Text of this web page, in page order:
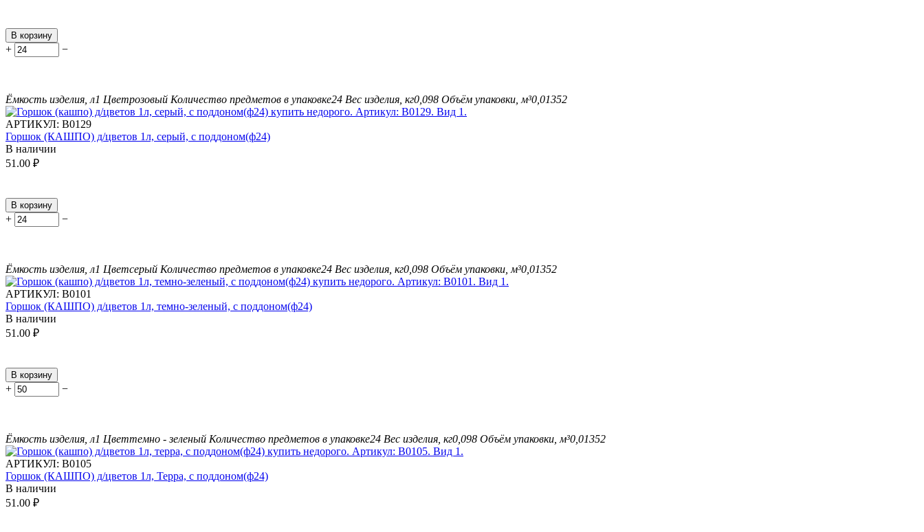
В корзину
+ −
Ёмкость изделия, л1 Цветрозовый Количество предметов в упаковке24 Вес изделия, кг0,098 Объём упаковки, м³0,01352
АРТИКУЛ: В0129
Горшок (КАШПО) д/цветов 1л, серый, с поддоном(ф24)
В наличии
51.00 ₽
В корзину
+ −
Ёмкость изделия, л1 Цветсерый Количество предметов в упаковке24 Вес изделия, кг0,098 Объём упаковки, м³0,01352
АРТИКУЛ: В0101
Горшок (КАШПО) д/цветов 1л, темно-зеленый, с поддоном(ф24)
В наличии
51.00 ₽
В корзину
+ −
Ёмкость изделия, л1 Цветтемно - зеленый Количество предметов в упаковке24 Вес изделия, кг0,098 Объём упаковки, м³0,01352
АРТИКУЛ: В0105
Горшок (КАШПО) д/цветов 1л, Терра, с поддоном(ф24)
В наличии
51.00 ₽